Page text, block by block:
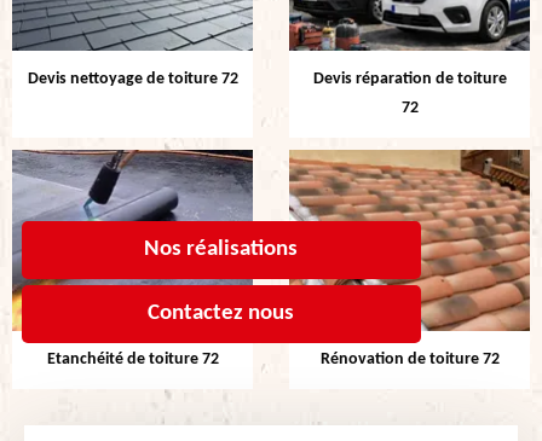
Nos réalisations
Contactez nous
Devis nettoyage de toiture 72
Devis réparation de toiture
72
Etanchéité de toiture 72 Rénovation de toiture 72